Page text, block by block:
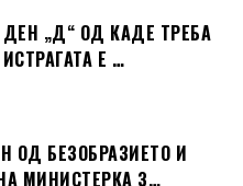
„Д“ ОД КАДЕ ТРЕБА
Е …
ОД БЕЗОБРАЗИЕТО И
МИНИСТЕРКА З…